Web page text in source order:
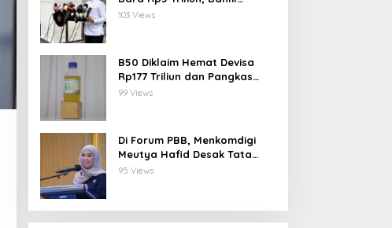
Lahadalia: ESDM Siap Berikan
103 Views
B50 Diklaim Hemat Devisa
Rp177 Triliun dan Pangkas
Emisi 44 Juta Ton CO₂
99 Views
Di Forum PBB, Menkomdigi
Meutya Hafid Desak Tata
Kelola AI Global Utamakan
95 Views